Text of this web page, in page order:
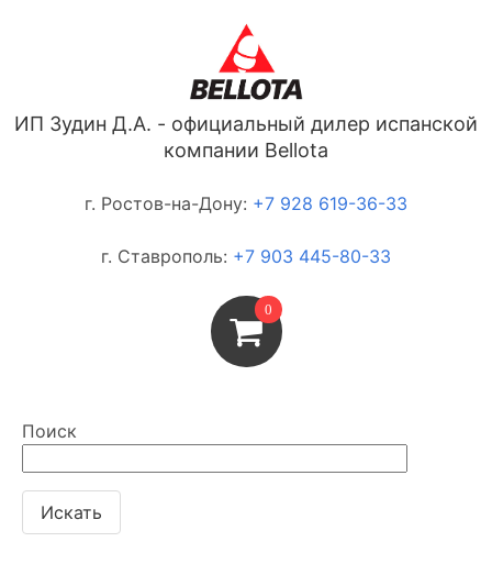
ИП Зудин Д.А. - официальный дилер испанской
компании Bellota
г. Ростов-на-Дону: +7 928 619-36-33
г. Ставрополь: +7 903 445-80-33
0
Поиск